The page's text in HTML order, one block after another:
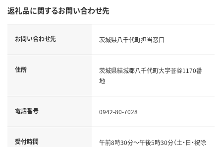
返礼品に関するお問い合わせ先
お問い合わせ先 茨城県八千代町担当窓口
住所
茨城県結城郡八千代町大字菅谷1170番
地
電話番号 0942-80-7028
受付時間
午前8時30分～午後5時30分（土・日・祝除